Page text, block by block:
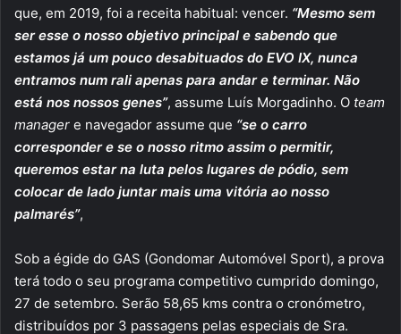
que, em 2019, foi a receita habitual: vencer. “Mesmo sem
ser esse o nosso objetivo principal e sabendo que
estamos já um pouco desabituados do EVO IX, nunca
entramos num rali apenas para andar e terminar. Não
está nos nossos genes”, assume Luís Morgadinho. O team
manager e navegador assume que “se o carro
corresponder e se o nosso ritmo assim o permitir,
queremos estar na luta pelos lugares de pódio, sem
colocar de lado juntar mais uma vitória ao nosso
palmarés”,
Sob a égide do GAS (Gondomar Automóvel Sport), a prova
terá todo o seu programa competitivo cumprido domingo,
27 de setembro. Serão 58,65 kms contra o cronómetro,
distribuídos por 3 passagens pelas especiais de Sra.